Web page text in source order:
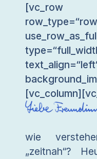
[vc_row
wie
„zeitnah“?